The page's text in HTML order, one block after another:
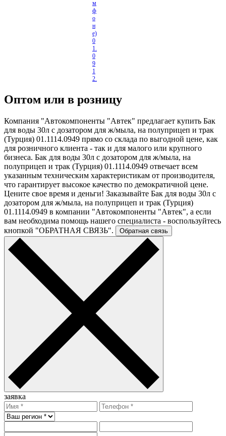
м
ф
о
н
е)
0
1.
0
9
1
2.
2
Оптом или в розницу
Компания "Автокомпоненты "Автек" предлагает купить Бак
для воды 30л с дозатором для ж/мыла, на полуприцеп и трак
(Турция) 01.1114.0949 прямо со склада по выгодной цене, как
для розничного клиента - так и для малого или крупного
бизнеса. Бак для воды 30л с дозатором для ж/мыла, на
полуприцеп и трак (Турция) 01.1114.0949 отвечает всем
указанным техническим характеристикам от производителя,
что гарантирует высокое качество по демократичной цене.
Цените свое время и деньги! Заказывайте Бак для воды 30л с
дозатором для ж/мыла, на полуприцеп и трак (Турция)
01.1114.0949 в компании "Автокомпоненты "Автек", а если
вам необходима помощь нашего специалиста - воспользуйтесь
кнопкой "ОБРАТНАЯ СВЯЗЬ".
Обратная связь
заявка